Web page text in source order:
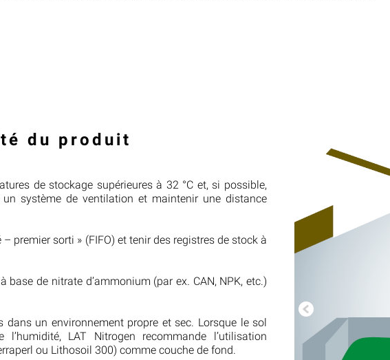
du produit
de stockage supérieures à 32 °C et, si possible,
système de ventilation et maintenir une distance
premier sorti » (FIFO) et tenir des registres de stock à
base de nitrate d’ammonium (par ex. CAN, NPK, etc.)
un environnement propre et sec. Lorsque le sol
LAT Nitrogen recommande l’utilisation
ou Lithosoil 300) comme couche de fond.